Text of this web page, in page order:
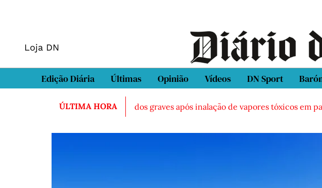
Loja DN
Edição Diária Últimas Opinião Vídeos DN Sport
ÚLTIMA HORA
Três feridos graves após inalação de vapores tóxicos em parque